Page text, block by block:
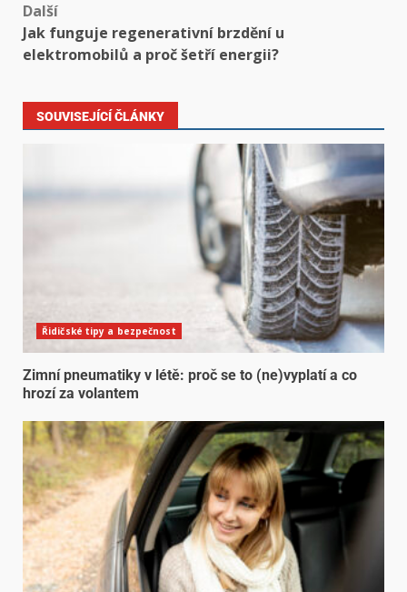
Další
Jak funguje regenerativní brzdění u
elektromobilů a proč šetří energii?
SOUVISEJÍCÍ ČLÁNKY
Řidičské tipy a bezpečnost
Zimní pneumatiky v létě: proč se to (ne)vyplatí a co
hrozí za volantem